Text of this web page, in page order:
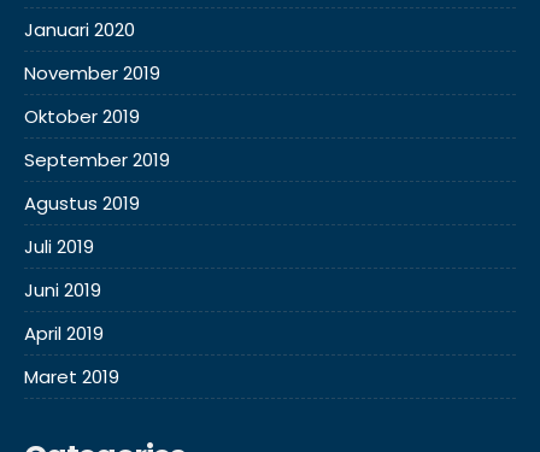
Januari 2020
November 2019
Oktober 2019
September 2019
Agustus 2019
Juli 2019
Juni 2019
April 2019
Maret 2019